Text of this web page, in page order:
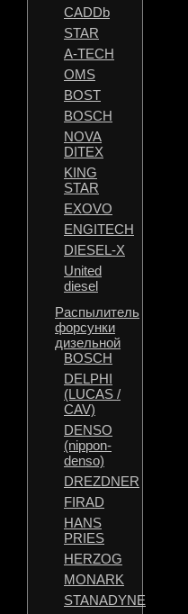
CADDb
STAR
A-TECH
OMS
BOST
BOSCH
NOVA
DITEX
KING
STAR
EXOVO
ENGITECH
DIESEL-X
United
diesel
Распылитель
форсунки
дизельной
BOSCH
DELPHI
(LUCAS /
CAV)
DENSO
(nippon-
denso)
DREZDNER
FIRAD
HANS
PRIES
HERZOG
MONARK
STANADYNE